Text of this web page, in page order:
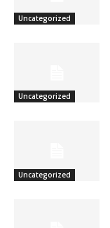
Uncategorized
Uncategorized
Uncategorized